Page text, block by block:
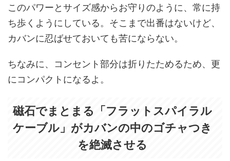
このパワーとサイズ感からお守りのように、常に持
ち歩くようにしている。そこまで出番はないけど、
カバンに忍ばせておいても苦にならない。
ちなみに、コンセント部分は折りたためるため、更
にコンパクトになるよ。
磁石でまとまる「フラットスパイラル
ケーブル」がカバンの中のゴチャつき
を絶滅させる